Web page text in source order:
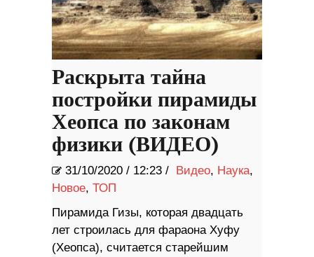
Раскрыта тайна
постройки пирамиды
Хеопса по законам
физики (ВИДЕО)
31/10/2020 / 12:23 / Видео, Наука,
Новое, ТОП
Пирамида Гизы, которая двадцать
лет строилась для фараона Хуфу
(Хеопса), считается старейшим